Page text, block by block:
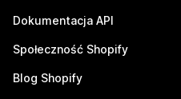
Dokumentacja API
Społeczność Shopify
Blog Shopify